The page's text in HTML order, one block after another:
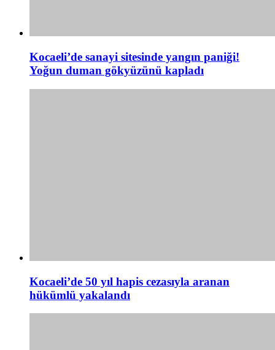
Kocaeli’de sanayi sitesinde yangın paniği!
Yoğun duman gökyüzünü kapladı
Kocaeli’de 50 yıl hapis cezasıyla aranan
hükümlü yakalandı